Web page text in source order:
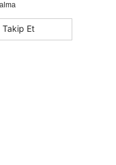
Takip Et